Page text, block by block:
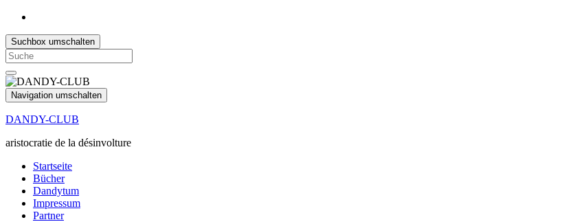
Suchbox umschalten
Search
for:
Navigation umschalten
DANDY-CLUB
aristocratie de la désinvolture
Startseite
Bücher
Dandytum
Impressum
Partner